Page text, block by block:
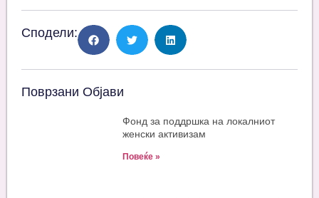
Сподели:
Поврзани Објави
Фонд за поддршка на локалниот
женски активизам
Повеќе »